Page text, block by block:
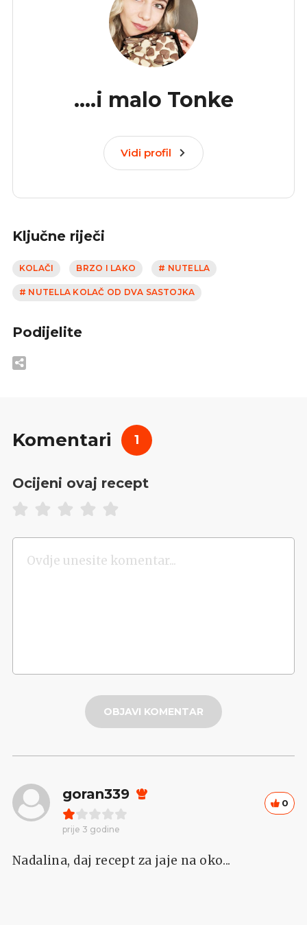
....i malo Tonke
Vidi profil
Ključne riječi
KOLAČI BRZO I LAKO # NUTELLA
# NUTELLA KOLAČ OD DVA SASTOJKA
Podijelite
Komentari 1
Ocijeni ovaj recept
OBJAVI KOMENTAR
goran339
prije 3 godine
0
Nadalina, daj recept za jaje na oko...